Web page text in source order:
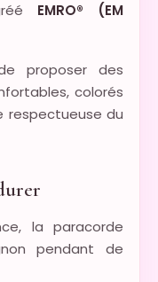
EMRO® (EM
proposer des
colorés
respectueuse du
la paracorde
pendant de